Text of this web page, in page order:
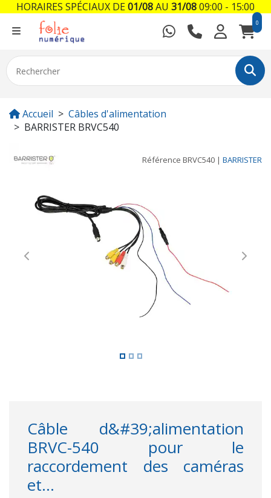
0
Accueil
Câbles d'alimentation
BARRISTER BRVC540
Référence BRVC540 | BARRISTER
Previous Next
Câble d&#39;alimentation
BRVC-540 pour le
raccordement des caméras
et...
HORAIRES SPÉCIAUX DE01/08AU 31/0809:00 - 15:00